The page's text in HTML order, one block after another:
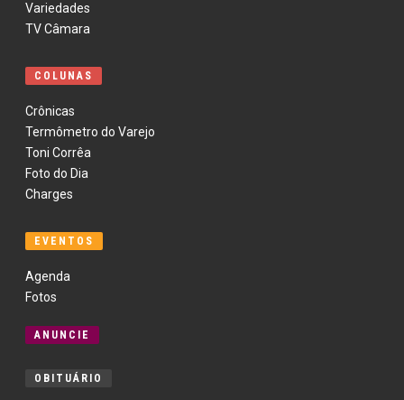
Variedades
TV Câmara
COLUNAS
Crônicas
Termômetro do Varejo
Toni Corrêa
Foto do Dia
Charges
EVENTOS
Agenda
Fotos
ANUNCIE
OBITUÁRIO